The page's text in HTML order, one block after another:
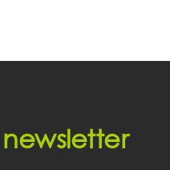
newsletter